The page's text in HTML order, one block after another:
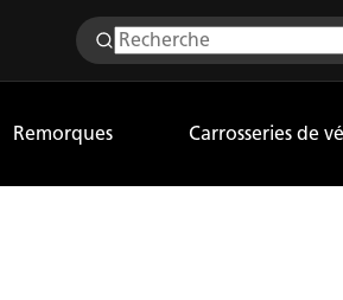
Remorques Carrosseries de